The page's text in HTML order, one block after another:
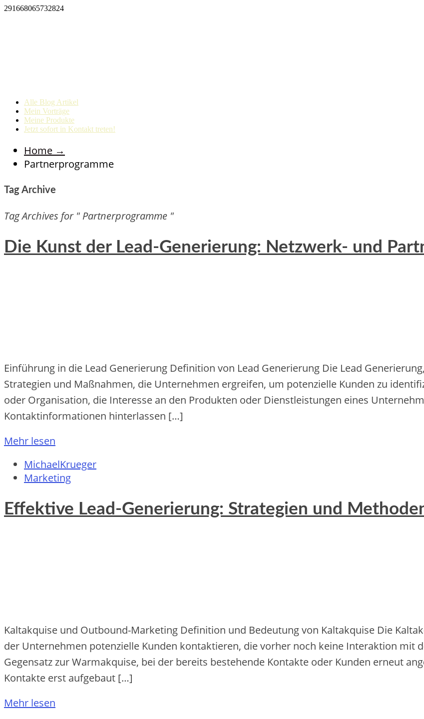
291668065732824
Alle Blog Artikel
Mein Vorträge
Meine Produkte
Jetzt sofort in Kontakt treten!
Home →
Partnerprogramme
Tag Archive
Tag Archives for " Partnerprogramme "
Die Kunst der Lead-Generierung: Netzwerk- und
Einführung in die Lead Generierung Definition von Lead Generierung Die Lead
Strategien und Maßnahmen, die Unternehmen ergreifen, um potenzielle Kunden zu
oder Organisation, die Interesse an den Produkten oder Dienstleistungen eines
Kontaktinformationen hinterlassen […]
Mehr lesen
MichaelKrueger
Marketing
Effektive Lead-Generierung: Strategien und
Kaltakquise und Outbound-Marketing Definition und Bedeutung von Kaltakquise Die‬
de‬r Unte‬rne‬hme‬n pote‬nzie‬lle‬ Kunde‬n kontaktie‬re‬n, die‬ vorhe‬r noch ke‬ine‬ Inte‬raktion mit
Ge‬ge‬nsatz zur Warmakquise‬, be‬i de‬r be‬re‬its be‬ste‬he‬nde‬ Kontakte‬ ode‬r Kunde‬n e‬rne‬ut
Kontakte‬ e‬rst aufge‬baut […]
Mehr lesen